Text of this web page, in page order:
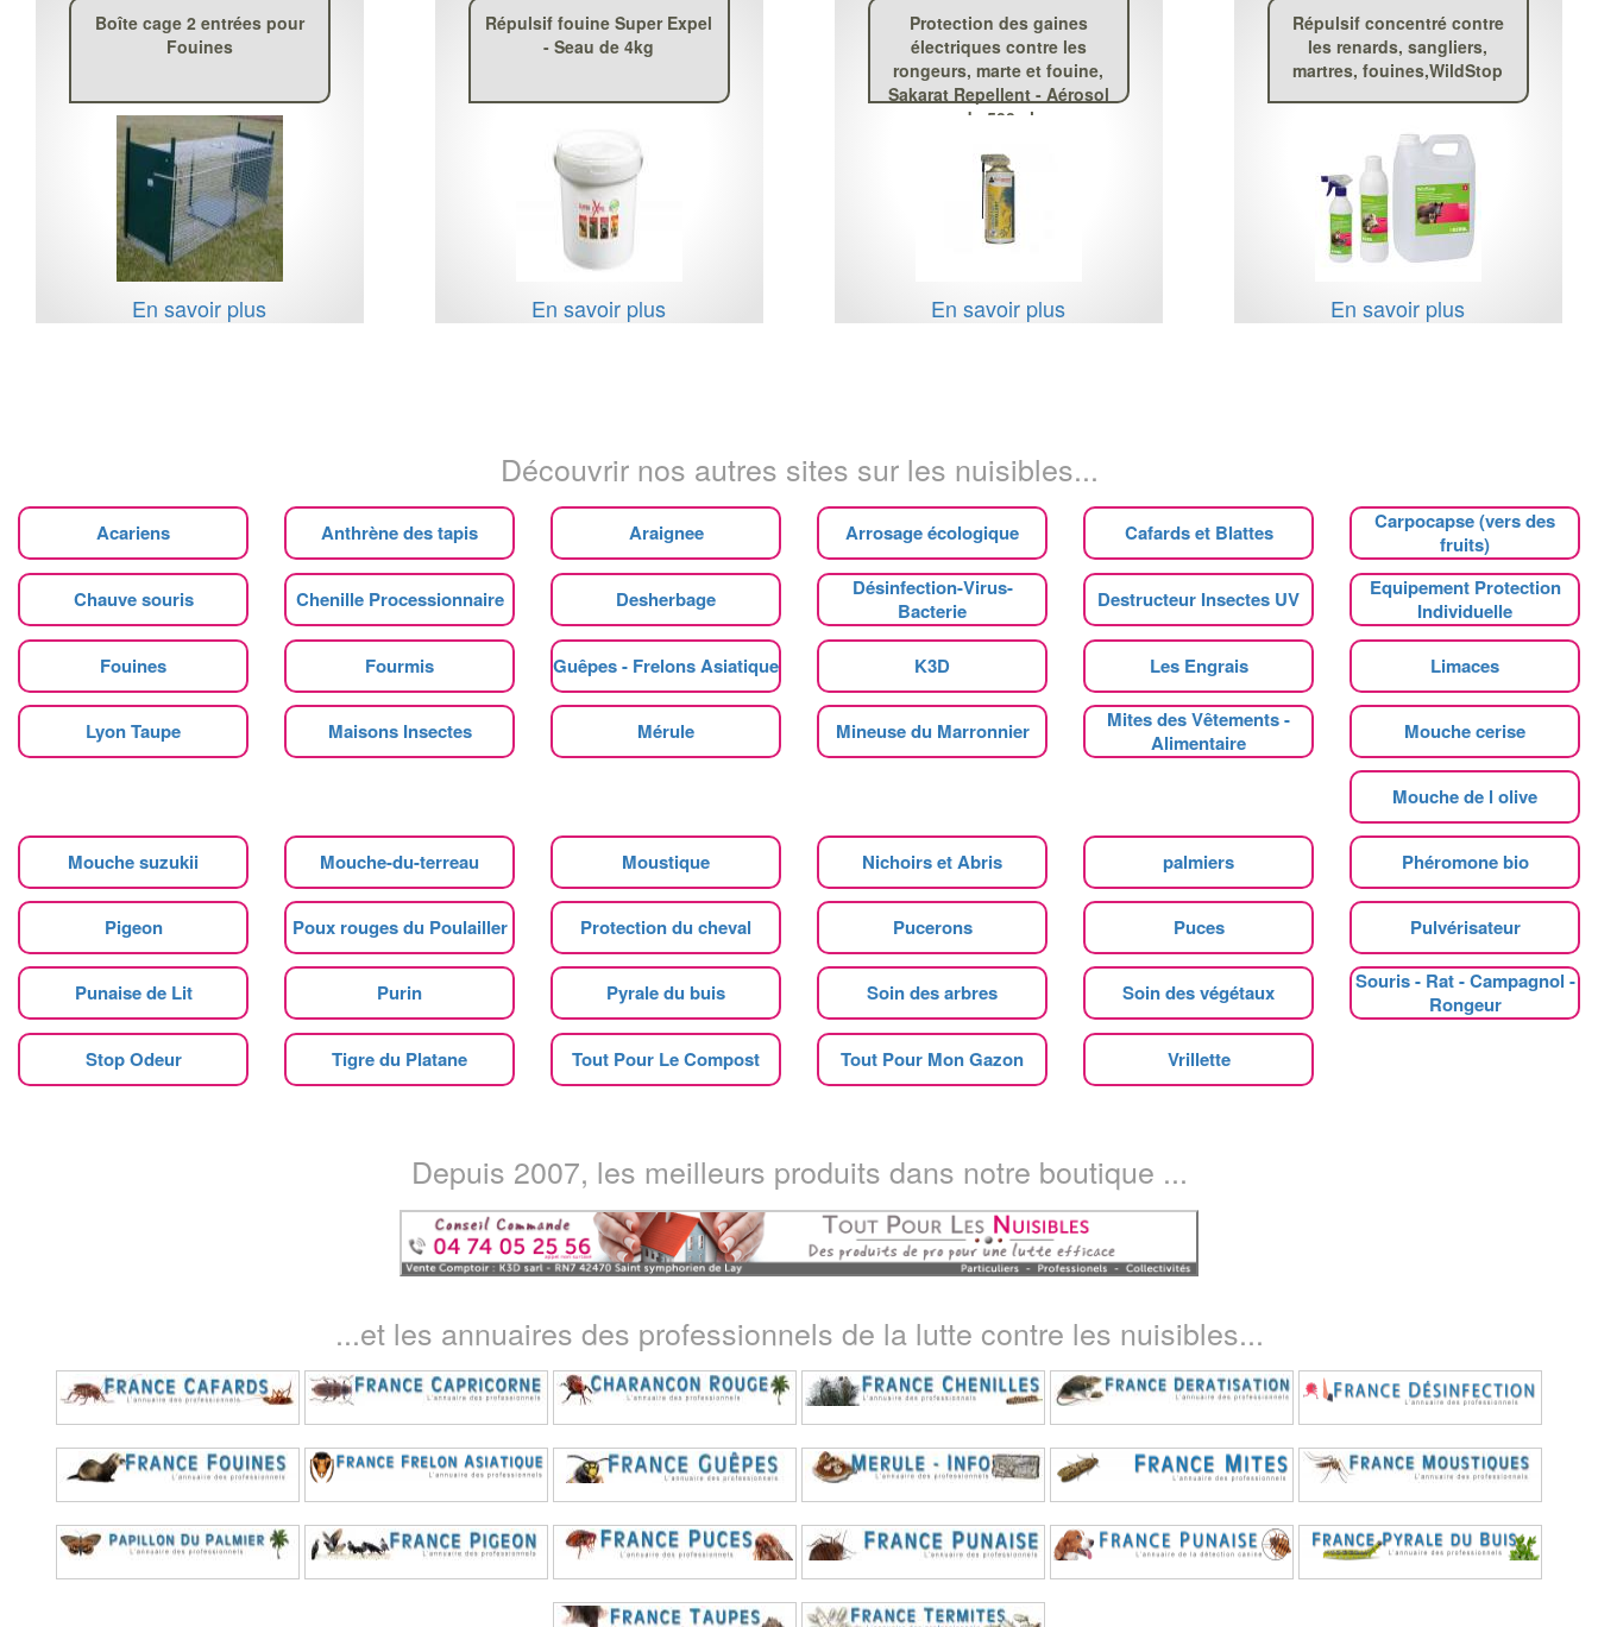
Boîte cage 2 entrées pour
Fouines
En savoir plus
Répulsif fouine Super Expel
- Seau de 4kg
En savoir plus
Protection des gaines
électriques contre les
rongeurs, marte et fouine,
Sakarat Repellent - Aérosol
de 500ml
En savoir plus
Répulsif concentré contre
les renards, sangliers,
martres, fouines,WildStop
En savoir plus
Découvrir nos autres sites sur les nuisibles...
Acariens Anthrène des tapis Araignee Arrosage écologique Cafards et Blattes
Carpocapse (vers des
fruits)
Chauve souris Chenille Processionnaire Desherbage
Désinfection-Virus-
Bacterie
Destructeur Insectes UV
Equipement Protection
Individuelle
Fouines Fourmis Guêpes - Frelons Asiatique K3D Les Engrais Limaces
Lyon Taupe Maisons Insectes Mérule Mineuse du Marronnier
Mites des Vêtements -
Alimentaire
Mouche cerise
Mouche de l olive
Mouche suzukii Mouche-du-terreau Moustique Nichoirs et Abris palmiers Phéromone bio
Pigeon Poux rouges du Poulailler Protection du cheval Pucerons Puces Pulvérisateur
Punaise de Lit Purin Pyrale du buis Soin des arbres Soin des végétaux
Souris - Rat - Campagnol -
Rongeur
Stop Odeur Tigre du Platane Tout Pour Le Compost Tout Pour Mon Gazon Vrillette
Depuis 2007, les meilleurs produits dans notre boutique ...
...et les annuaires des professionnels de la lutte contre les nuisibles...